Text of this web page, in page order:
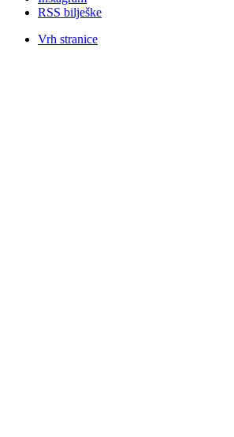
RSS bilješke
Vrh stranice